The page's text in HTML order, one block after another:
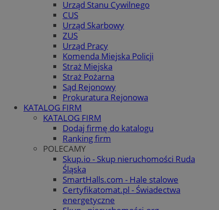
Urząd Stanu Cywilnego
CUS
Urząd Skarbowy
ZUS
Urząd Pracy
Komenda Miejska Policji
Straż Miejska
Straż Pożarna
Sąd Rejonowy
Prokuratura Rejonowa
KATALOG FIRM
KATALOG FIRM
Dodaj firmę do katalogu
Ranking firm
POLECAMY
Skup.io - Skup nieruchomości Ruda
Śląska
SmartHalls.com - Hale stalowe
Certyfikatomat.pl - Świadectwa
energetyczne